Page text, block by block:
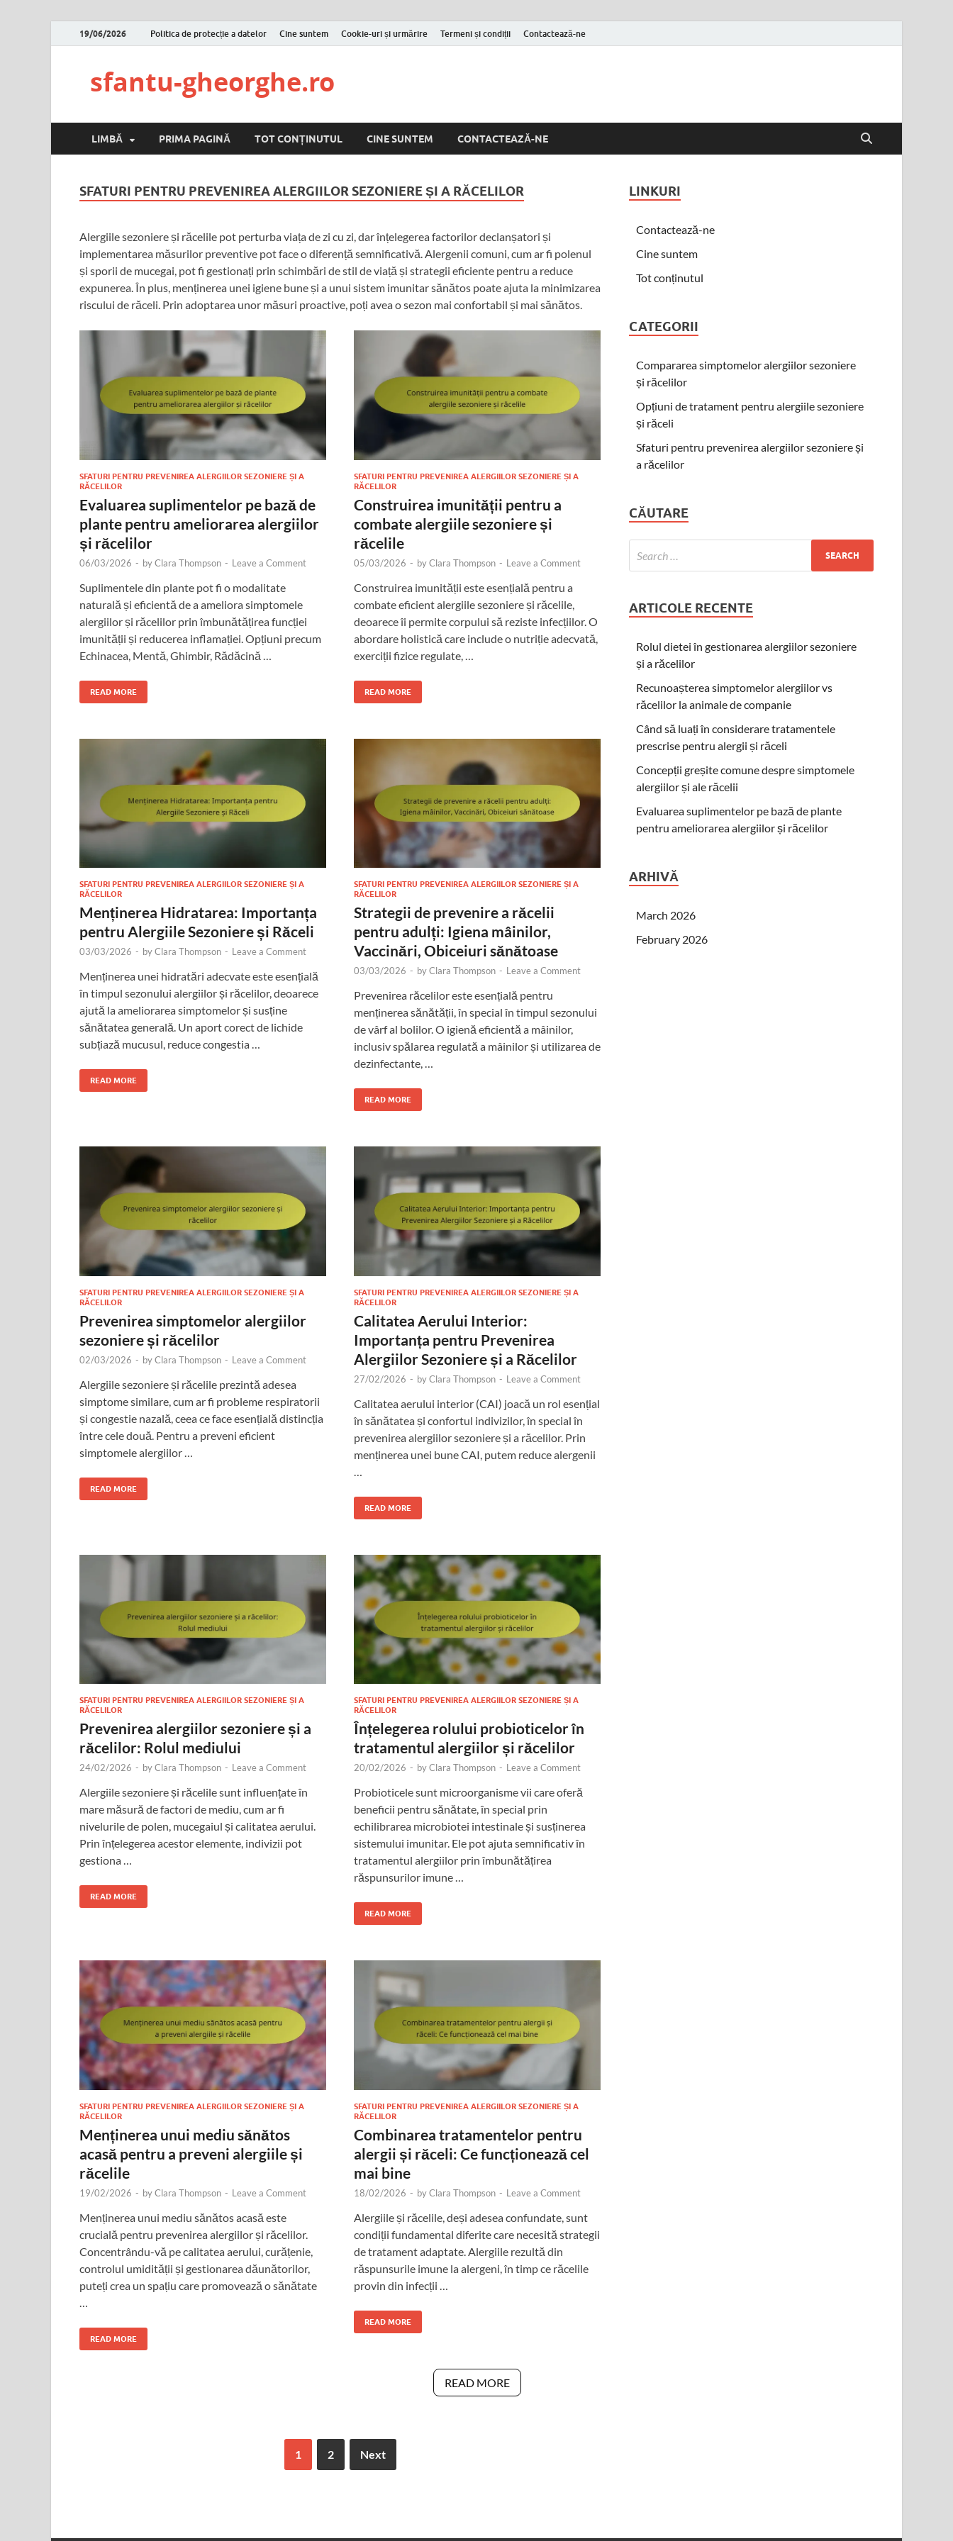
19/06/2026 Politica de protecție a datelor Cine suntem Cookie-uri și urmărire Termeni și condiții Contactează-ne
sfantu-gheorghe.ro
LIMBĂ PRIMA PAGINĂ TOT CONȚINUTUL CINE SUNTEM CONTACTEAZĂ-NE
SFATURI PENTRU PREVENIREA ALERGIILOR SEZONIERE ȘI A RĂCELILOR
Alergiile sezoniere și răcelile pot perturba viața de zi cu zi, dar înțelegerea factorilor declanșatori și
implementarea măsurilor preventive pot face o diferență semnificativă. Alergenii comuni, cum ar fi polenul
și sporii de mucegai, pot fi gestionați prin schimbări de stil de viață și strategii eficiente pentru a reduce
expunerea. În plus, menținerea unei igiene bune și a unui sistem imunitar sănătos poate ajuta la minimizarea
riscului de răceli. Prin adoptarea unor măsuri proactive, poți avea o sezon mai confortabil și mai sănătos.
SFATURI PENTRU PREVENIREA ALERGIILOR SEZONIERE ȘI A
RĂCELILOR
Evaluarea suplimentelor pe bază de
plante pentru ameliorarea alergiilor
și răcelilor
06/03/2026 - byClara Thompson - Leave a Comment
Suplimentele din plante pot fi o modalitate
naturală și eficientă de a ameliora simptomele
alergiilor și răcelilor prin îmbunătățirea funcției
imunității și reducerea inflamației. Opțiuni precum
Echinacea, Mentă, Ghimbir, Rădăcină …
READ MORE
SFATURI PENTRU PREVENIREA ALERGIILOR SEZONIERE ȘI A
RĂCELILOR
Construirea imunității pentru a
combate alergiile sezoniere și
răcelile
05/03/2026 - byClara Thompson - Leave a Comment
Construirea imunității este esențială pentru a
combate eficient alergiile sezoniere și răcelile,
deoarece îi permite corpului să reziste infecțiilor. O
abordare holistică care include o nutriție adecvată,
exerciții fizice regulate, …
READ MORE
SFATURI PENTRU PREVENIREA ALERGIILOR SEZONIERE ȘI A
RĂCELILOR
Menținerea Hidratarea: Importanța
pentru Alergiile Sezoniere și Răceli
03/03/2026 - byClara Thompson - Leave a Comment
Menținerea unei hidratări adecvate este esențială
în timpul sezonului alergiilor și răcelilor, deoarece
ajută la ameliorarea simptomelor și susține
sănătatea generală. Un aport corect de lichide
subțiază mucusul, reduce congestia …
READ MORE
SFATURI PENTRU PREVENIREA ALERGIILOR SEZONIERE ȘI A
RĂCELILOR
Strategii de prevenire a răcelii
pentru adulți: Igiena mâinilor,
Vaccinări, Obiceiuri sănătoase
03/03/2026 - byClara Thompson - Leave a Comment
Prevenirea răcelilor este esențială pentru
menținerea sănătății, în special în timpul sezonului
de vârf al bolilor. O igienă eficientă a mâinilor,
inclusiv spălarea regulată a mâinilor și utilizarea de
dezinfectante, …
READ MORE
SFATURI PENTRU PREVENIREA ALERGIILOR SEZONIERE ȘI A
RĂCELILOR
Prevenirea simptomelor alergiilor
sezoniere și răcelilor
02/03/2026 - byClara Thompson - Leave a Comment
Alergiile sezoniere și răcelile prezintă adesea
simptome similare, cum ar fi probleme respiratorii
și congestie nazală, ceea ce face esențială distincția
între cele două. Pentru a preveni eficient
simptomele alergiilor …
READ MORE
SFATURI PENTRU PREVENIREA ALERGIILOR SEZONIERE ȘI A
RĂCELILOR
Calitatea Aerului Interior:
Importanța pentru Prevenirea
Alergiilor Sezoniere și a Răcelilor
27/02/2026 - byClara Thompson - Leave a Comment
Calitatea aerului interior (CAI) joacă un rol esențial
în sănătatea și confortul indivizilor, în special în
prevenirea alergiilor sezoniere și a răcelilor. Prin
menținerea unei bune CAI, putem reduce alergenii
…
READ MORE
SFATURI PENTRU PREVENIREA ALERGIILOR SEZONIERE ȘI A
RĂCELILOR
Prevenirea alergiilor sezoniere și a
răcelilor: Rolul mediului
24/02/2026 - byClara Thompson - Leave a Comment
Alergiile sezoniere și răcelile sunt influențate în
mare măsură de factori de mediu, cum ar fi
nivelurile de polen, mucegaiul și calitatea aerului.
Prin înțelegerea acestor elemente, indivizii pot
gestiona …
READ MORE
SFATURI PENTRU PREVENIREA ALERGIILOR SEZONIERE ȘI A
RĂCELILOR
Înțelegerea rolului probioticelor în
tratamentul alergiilor și răcelilor
20/02/2026 - byClara Thompson - Leave a Comment
Probioticele sunt microorganisme vii care oferă
beneficii pentru sănătate, în special prin
echilibrarea microbiotei intestinale și susținerea
sistemului imunitar. Ele pot ajuta semnificativ în
tratamentul alergiilor prin îmbunătățirea
răspunsurilor imune …
READ MORE
SFATURI PENTRU PREVENIREA ALERGIILOR SEZONIERE ȘI A
RĂCELILOR
Menținerea unui mediu sănătos
acasă pentru a preveni alergiile și
răcelile
19/02/2026 - byClara Thompson - Leave a Comment
Menținerea unui mediu sănătos acasă este
crucială pentru prevenirea alergiilor și răcelilor.
Concentrându-vă pe calitatea aerului, curățenie,
controlul umidității și gestionarea dăunătorilor,
puteți crea un spațiu care promovează o sănătate
…
READ MORE
SFATURI PENTRU PREVENIREA ALERGIILOR SEZONIERE ȘI A
RĂCELILOR
Combinarea tratamentelor pentru
alergii și răceli: Ce funcționează cel
mai bine
18/02/2026 - byClara Thompson - Leave a Comment
Alergiile și răcelile, deși adesea confundate, sunt
condiții fundamental diferite care necesită strategii
de tratament adaptate. Alergiile rezultă din
răspunsurile imune la alergeni, în timp ce răcelile
provin din infecții …
READ MORE
READ MORE
1 2 Next
LINKURI
Contactează-ne
Cine suntem
Tot conținutul
CATEGORII
Compararea simptomelor alergiilor sezoniere
și răcelilor
Opțiuni de tratament pentru alergiile sezoniere
și răceli
Sfaturi pentru prevenirea alergiilor sezoniere și
a răcelilor
CĂUTARE
ARTICOLE RECENTE
Rolul dietei în gestionarea alergiilor sezoniere
și a răcelilor
Recunoașterea simptomelor alergiilor vs
răcelilor la animale de companie
Când să luați în considerare tratamentele
prescrise pentru alergii și răceli
Concepții greșite comune despre simptomele
alergiilor și ale răcelii
Evaluarea suplimentelor pe bază de plante
pentru ameliorarea alergiilor și răcelilor
ARHIVĂ
March 2026
February 2026